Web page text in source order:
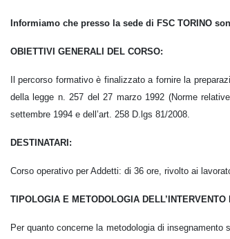
Informiamo che presso la sede di FSC TORINO
OBIETTIVI GENERALI DEL CORSO:
Il percorso formativo è finalizzato a fornire la
della legge n. 257 del 27 marzo 1992 (Norme
settembre 1994 e dell’art. 258 D.lgs 81/2008.
DESTINATARI:
Corso operativo per Addetti: di 36 ore, rivolto ai
TIPOLOGIA E METODOLOGIA DELL’INTERVENTO
Per quanto concerne la metodologia di insegnamento